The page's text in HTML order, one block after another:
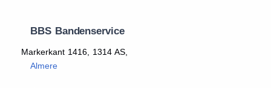
BBS Bandenservice
Markerkant 1416, 1314 AS,
Almere